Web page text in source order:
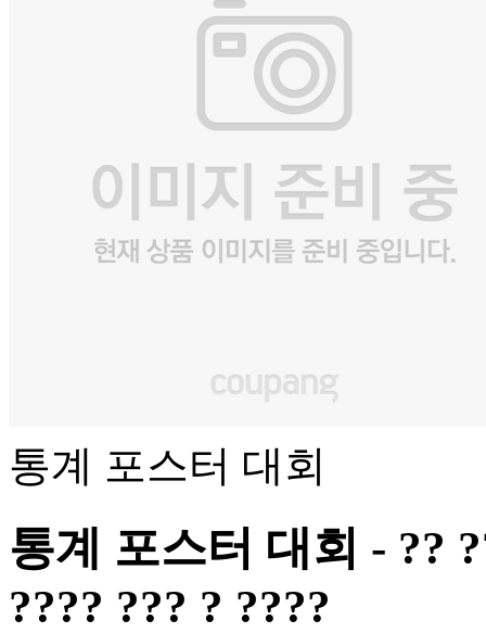
통계 포스터 대회
통계 포스터 대회 - ??
???? ??? ? ????